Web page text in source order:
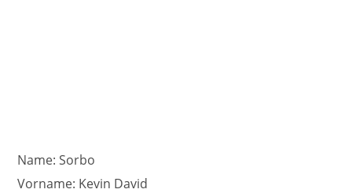
Name: Sorbo
Vorname: Kevin David